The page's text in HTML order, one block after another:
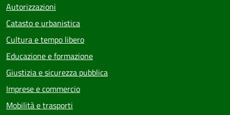
Autorizzazioni
Catasto e urbanistica
Cultura e tempo libero
Educazione e formazione
Giustizia e sicurezza pubblica
Imprese e commercio
Mobilità e trasporti